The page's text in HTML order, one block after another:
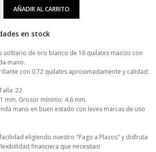
AÑADIR AL CARRITO
en stock
solitario de oro blanco de 18 quilates macizo con
mano.
con 0.72 quilates aproximadamente y calidad:
22.
mm. Grosor mínimo: 4.6 mm.
mano en buen estado con leves marcas de uso
eligiendo nuestro "Pago a Plazos" y disfruta
financiera que necesitas!